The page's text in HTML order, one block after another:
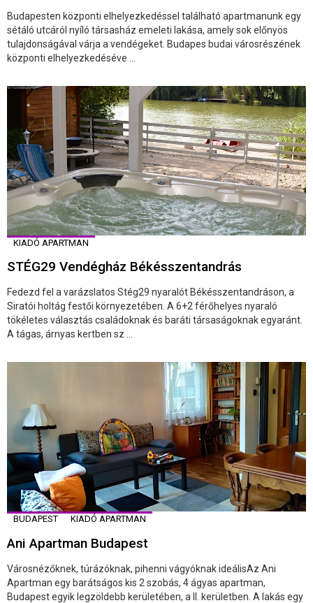
Budapesten központi elhelyezkedéssel található apartmanunk egy
sétáló utcáról nyíló társasház emeleti lakása, amely sok előnyös
tulajdonságával várja a vendégeket. Budapes budai városrészének
központi elhelyezkedéséve ...
KIADÓ APARTMAN
STÉG29 Vendégház Békésszentandrás
Fedezd fel a varázslatos Stég29 nyaralót Békésszentandráson, a
Siratói holtág festői környezetében. A 6+2 férőhelyes nyaraló
tökéletes választás családoknak és baráti társaságoknak egyaránt.
A tágas, árnyas kertben sz ...
BUDAPEST KIADÓ APARTMAN
Ani Apartman Budapest
Városnézőknek, túrázóknak, pihenni vágyóknak ideálisAz Ani
Apartman egy barátságos kis 2 szobás, 4 ágyas apartman,
Budapest egyik legzöldebb kerületében, a II. kerületben. A lakás egy